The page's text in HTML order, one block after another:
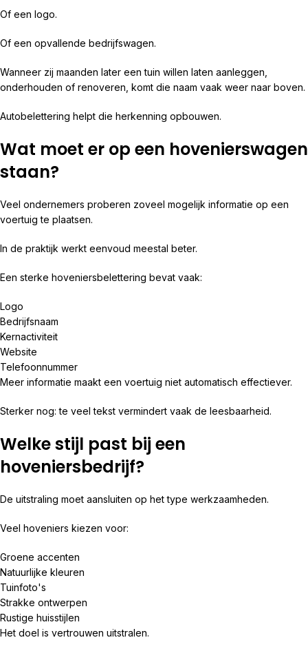
Of een logo.
Of een opvallende bedrijfswagen.
Wanneer zij maanden later een tuin willen laten aanleggen,
onderhouden of renoveren, komt die naam vaak weer naar boven.
Autobelettering helpt die herkenning opbouwen.
Wat moet er op een hovenierswagen
staan?
Veel ondernemers proberen zoveel mogelijk informatie op een
voertuig te plaatsen.
In de praktijk werkt eenvoud meestal beter.
Een sterke hoveniersbelettering bevat vaak:
Logo
Bedrijfsnaam
Kernactiviteit
Website
Telefoonnummer
Meer informatie maakt een voertuig niet automatisch effectiever.
Sterker nog: te veel tekst vermindert vaak de leesbaarheid.
Welke stijl past bij een
hoveniersbedrijf?
De uitstraling moet aansluiten op het type werkzaamheden.
Veel hoveniers kiezen voor:
Groene accenten
Natuurlijke kleuren
Tuinfoto's
Strakke ontwerpen
Rustige huisstijlen
Het doel is vertrouwen uitstralen.